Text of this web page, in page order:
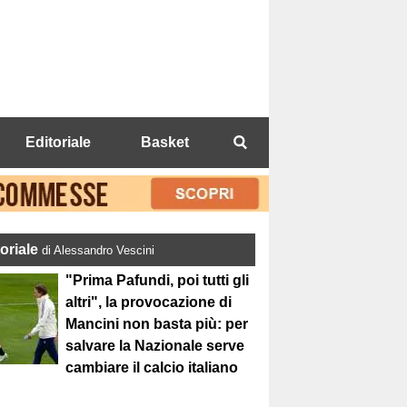
Editoriale Basket
di Alessandro Vescini
"Prima Pafundi, poi tutti gli
altri", la provocazione di
Mancini non basta più: per
salvare la Nazionale serve
cambiare il calcio italiano